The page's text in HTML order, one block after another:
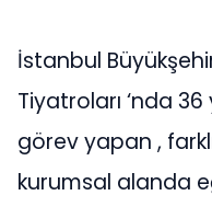
İstanbul
Tiyatroları ‘nda
görev yapan ,
kurumsal alanda